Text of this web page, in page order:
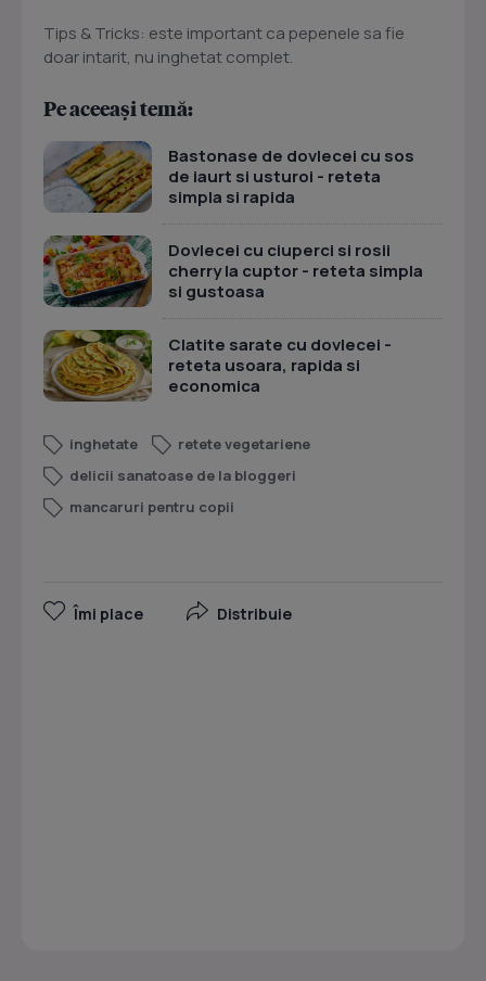
Tips & Tricks: este important ca pepenele sa fie
doar intarit, nu inghetat complet.
Pe aceeași temă:
Bastonase de dovlecei cu sos
de iaurt si usturoi - reteta
simpla si rapida
Dovlecei cu ciuperci si rosii
cherry la cuptor - reteta simpla
si gustoasa
Clatite sarate cu dovlecei -
reteta usoara, rapida si
economica
inghetate
retete vegetariene
delicii sanatoase de la bloggeri
mancaruri pentru copii
Îmi place Distribuie